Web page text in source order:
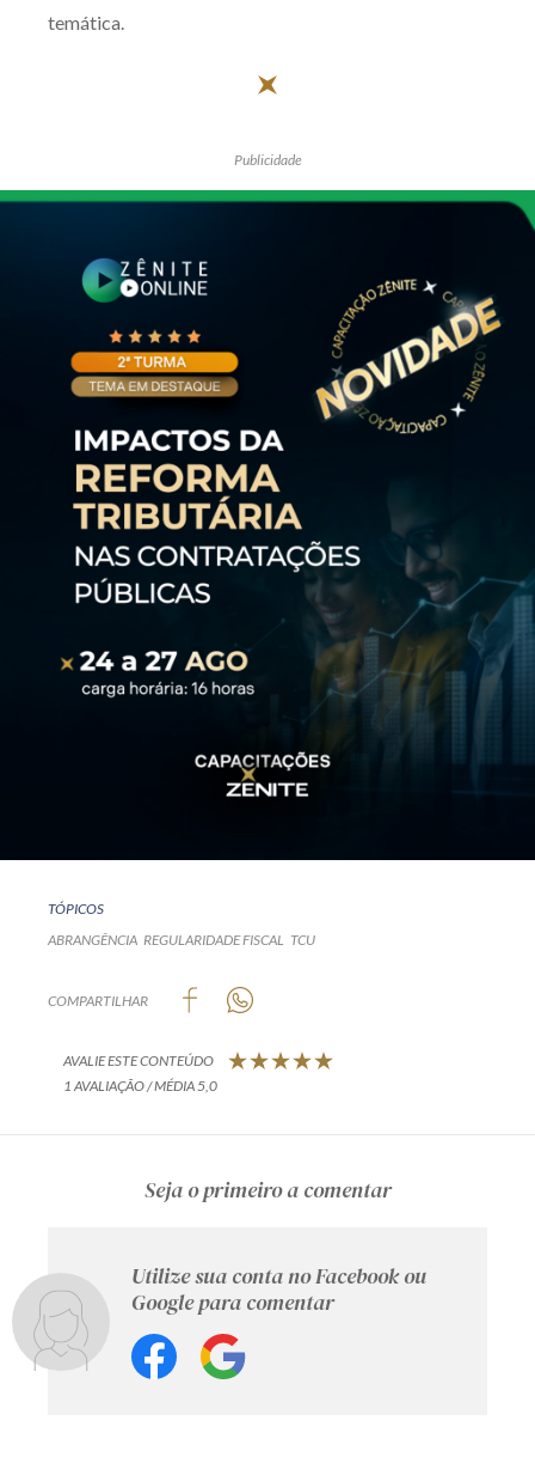
temática.
Publicidade
TÓPICOS
ABRANGÊNCIA REGULARIDADE FISCAL TCU
COMPARTILHAR
AVALIE ESTE CONTEÚDO
1 AVALIAÇÃO / MÉDIA 5,0
Seja o primeiro a comentar
Utilize sua conta no Facebook ou
Google para comentar